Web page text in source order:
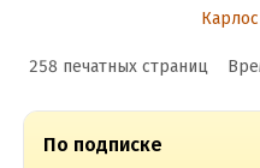
258 печатных страниц
По подписке